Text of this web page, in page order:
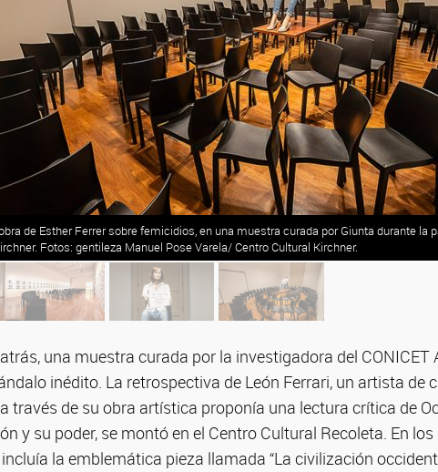
de Esther Ferrer sobre femicidios, en una muestra curada por Giunta durante la
Fotos: gentileza Manuel Pose Varela/ Centro Cultural Kirchner.
una muestra curada por la investigadora del CONICET
inédito. La retrospectiva de León Ferrari, un artista de
través de su obra artística proponía una lectura crítica de
y su poder, se montó en el Centro Cultural Recoleta. En
la emblemática pieza llamada “La civilización